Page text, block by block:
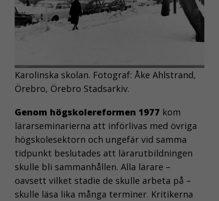
Karolinska skolan. Fotograf: Åke Ahlstrand,
Örebro, Örebro Stadsarkiv.
Genom högskolereformen 1977 kom
lärarseminarierna att införlivas med övriga
högskolesektorn och ungefär vid samma
tidpunkt beslutades att lärarutbildningen
skulle bli sammanhållen. Alla lärare –
oavsett vilket stadie de skulle arbeta på –
skulle läsa lika många terminer. Kritikerna